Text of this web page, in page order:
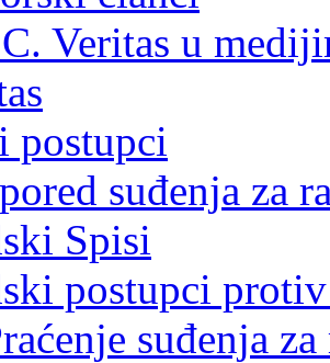
Veritas u
postupci
suđenja za
Spisi
postupci
suđenja